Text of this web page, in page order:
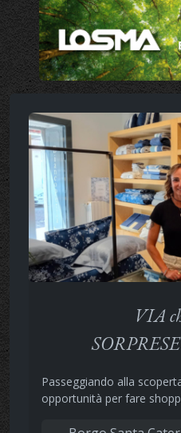
VIA
Passeggiando alla
opportunità per fare